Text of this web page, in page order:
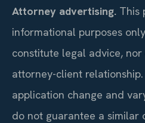
Attorney advertising. This
informational purposes
constitute legal advice,
attorney-client
application change and
do not guarantee a similar